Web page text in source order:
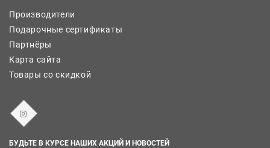
Производители
Подарочные сертификаты
Партнёры
Карта сайта
Товары со скидкой
БУДЬТЕ В КУРСЕ НАШИХ АКЦИЙ И НОВОСТЕЙ